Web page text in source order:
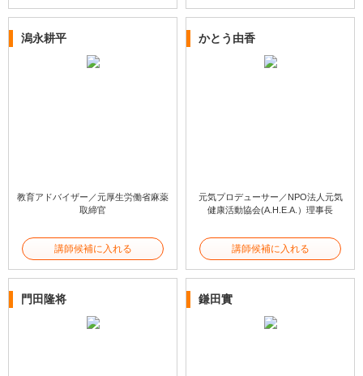
潟永耕平
教育アドバイザー／元厚生労働省麻薬
取締官
講師候補に入れる
かとう由香
元気プロデューサー／NPO法人元気
健康活動協会(A.H.E.A.）理事長
講師候補に入れる
門田隆将 鎌田實